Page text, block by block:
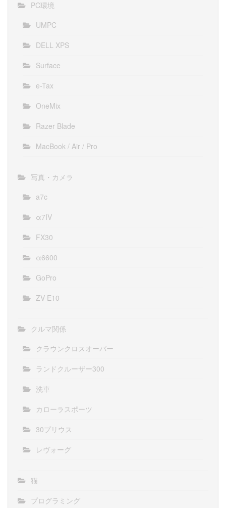
PC環境
UMPC
DELL XPS
Surface
e-Tax
OneMix
Razer Blade
MacBook / Air / Pro
写真・カメラ
a7c
α7IV
FX30
α6600
GoPro
ZV-E10
クルマ関係
クラウンクロスオーバー
ランドクルーザー300
洗車
カローラスポーツ
30プリウス
レヴォーグ
猫
プログラミング